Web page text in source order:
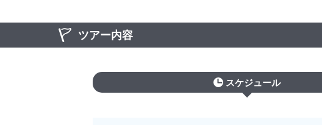
ツアー内容
スケジュール